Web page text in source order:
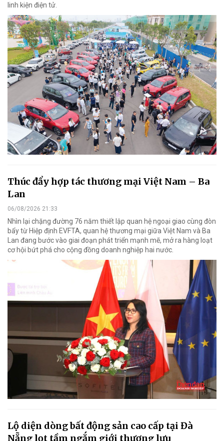
linh kiện điện tử.
Thúc đẩy hợp tác thương mại Việt Nam – Ba
Lan
06/08/2026 21:33
Nhìn lại chặng đường 76 năm thiết lập quan hệ ngoại giao cùng đòn
bẩy từ Hiệp định EVFTA, quan hệ thương mại giữa Việt Nam và Ba
Lan đang bước vào giai đoạn phát triển mạnh mẽ, mở ra hàng loạt
cơ hội bứt phá cho cộng đồng doanh nghiệp hai nước.
Lộ diện dòng bất động sản cao cấp tại Đà
Nẵng lọt tầm ngắm giới thượng lưu